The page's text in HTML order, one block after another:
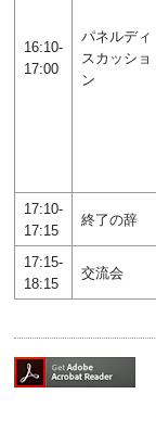
16:10-
17:00
パネルディ
スカッショ
ン
17:10-
17:15
終了の辞
17:15-
18:15
交流会